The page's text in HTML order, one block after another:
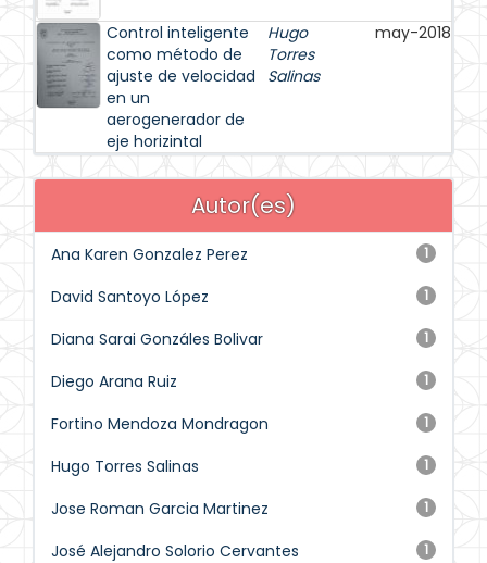
Control inteligente
como método de
ajuste de velocidad
en un
aerogenerador de
eje horizintal
Hugo
Torres
Salinas
may-2018
Autor(es)
1
Ana Karen Gonzalez Perez
1
David Santoyo López
1
Diana Sarai Gonzáles Bolivar
1
Diego Arana Ruiz
1
Fortino Mendoza Mondragon
1
Hugo Torres Salinas
1
Jose Roman Garcia Martinez
1
José Alejandro Solorio Cervantes